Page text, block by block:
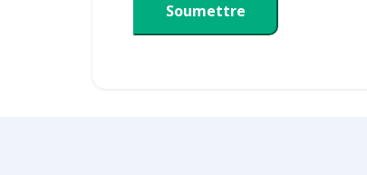
Soumettre